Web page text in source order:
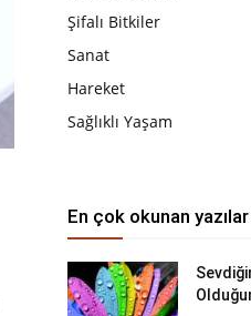
Şifalı Bitkiler
Sanat
Hareket
Sağlıklı Yaşam
En çok okunan yazılar